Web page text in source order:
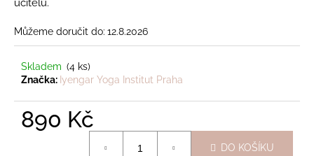
Můžeme doručit do: 12.8.2026
Skladem (4 ks)
Značka: Iyengar Yoga Institut Praha
890 Kč
DO KOŠÍKU